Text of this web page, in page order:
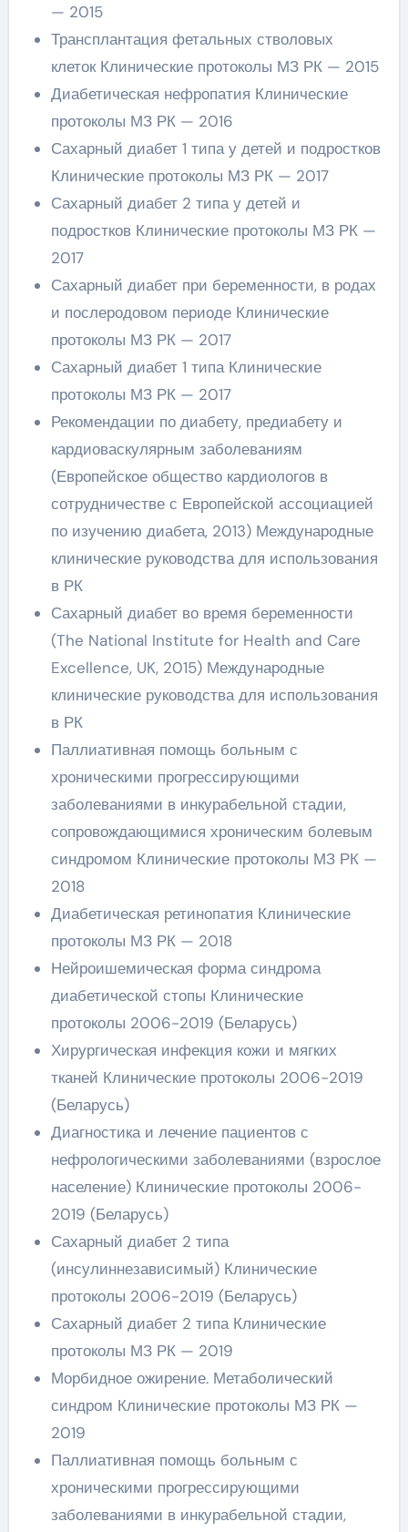
— 2015
Трансплантация фетальных стволовых
клеток Клинические протоколы МЗ РК — 2015
Диабетическая нефропатия Клинические
протоколы МЗ РК — 2016
Сахарный диабет 1 типа у детей и подростков
Клинические протоколы МЗ РК — 2017
Сахарный диабет 2 типа у детей и
подростков Клинические протоколы МЗ РК —
2017
Сахарный диабет при беременности, в родах
и послеродовом периоде Клинические
протоколы МЗ РК — 2017
Сахарный диабет 1 типа Клинические
протоколы МЗ РК — 2017
Рекомендации по диабету, предиабету и
кардиоваскулярным заболеваниям
(Европейское общество кардиологов в
сотрудничестве с Европейской ассоциацией
по изучению диабета, 2013) Международные
клинические руководства для использования
в РК
Сахарный диабет во время беременности
(The National Institute for Health and Care
Excellence, UK, 2015) Международные
клинические руководства для использования
в РК
Паллиативная помощь больным с
хроническими прогрессирующими
заболеваниями в инкурабельной стадии,
сопровождающимися хроническим болевым
синдромом Клинические протоколы МЗ РК —
2018
Диабетическая ретинопатия Клинические
протоколы МЗ РК — 2018
Нейроишемическая форма синдрома
диабетической стопы Клинические
протоколы 2006-2019 (Беларусь)
Хирургическая инфекция кожи и мягких
тканей Клинические протоколы 2006-2019
(Беларусь)
Диагностика и лечение пациентов с
нефрологическими заболеваниями (взрослое
население) Клинические протоколы 2006-
2019 (Беларусь)
Сахарный диабет 2 типа
(инсулиннезависимый) Клинические
протоколы 2006-2019 (Беларусь)
Сахарный диабет 2 типа Клинические
протоколы МЗ РК — 2019
Морбидное ожирение. Метаболический
синдром Клинические протоколы МЗ РК —
2019
Паллиативная помощь больным с
хроническими прогрессирующими
заболеваниями в инкурабельной стадии,